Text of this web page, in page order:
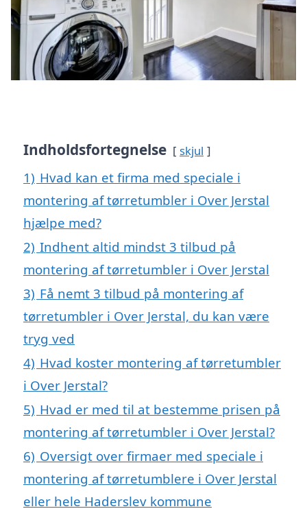
Indholdsfortegnelse skjul
1) Hvad kan et firma med speciale i
montering af tørretumbler i Over Jerstal
hjælpe med?
2) Indhent altid mindst 3 tilbud på
montering af tørretumbler i Over Jerstal
3) Få nemt 3 tilbud på montering af
tørretumbler i Over Jerstal, du kan være
tryg ved
4) Hvad koster montering af tørretumbler
i Over Jerstal?
5) Hvad er med til at bestemme prisen på
montering af tørretumbler i Over Jerstal?
6) Oversigt over firmaer med speciale i
montering af tørretumblere i Over Jerstal
eller hele Haderslev kommune